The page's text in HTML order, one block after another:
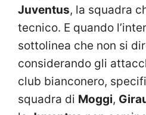
Juventus, la squadra
tecnico. E quando
sottolinea che non si
considerando gli
club bianconero,
squadra di Moggi,